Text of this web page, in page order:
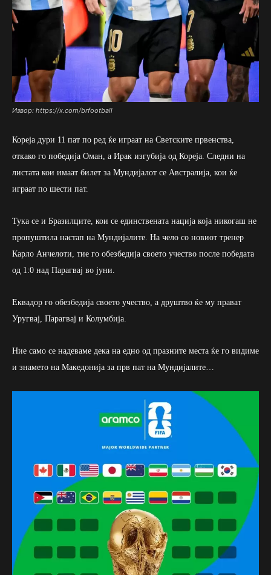
Извор: https://x.com/brfootball
Кореја дури 11 пат по ред ќе играат на Светските првенства,
откако го победија Оман, а Ирак изгубија од Кореја. Следни на
листата кои имаат билет за Мундијалот се Австралија, кои ќе
играат по шести пат.
Тука се и Бразилците, кои се единствената нација која никогаш не
пропуштила настап на Мундијалите. На чело со новиот тренер
Карло Анчелоти, тие го обезбедија своето учество после победата
од 1:0 над Парагвај во јуни.
Еквадор го обезбедија своето учество, а друштво ќе му прават
Уругвај, Парагвај и Колумбија.
Ние само се надеваме дека на едно од празните места ќе го видиме
и знамето на Македонија за прв пат на Мундијалите…